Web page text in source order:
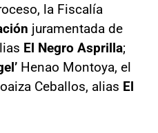
la Fiscalía
juramentada de
El Negro Asprilla;
Henao Montoya, el
Ceballos, alias El